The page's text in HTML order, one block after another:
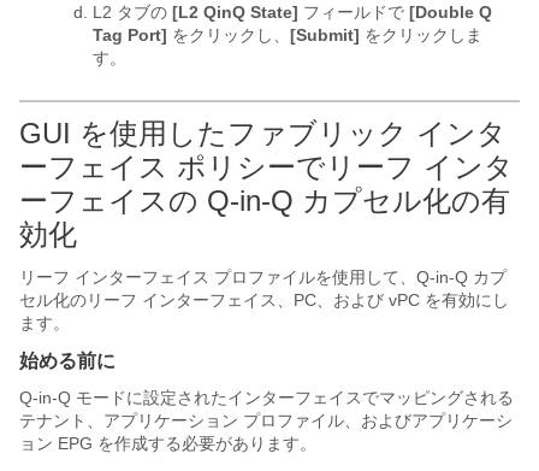
L2 タブの [L2 QinQ State] フィールドで [Double Q
Tag Port] をクリックし、 [Submit] をクリックしま
す。
GUI を使用したファブリック インタ
ーフェイス ポリシーでリーフ インタ
ーフェイスの Q-in-Q カプセル化の有
効化
リーフ インターフェイス プロファイルを使用して、Q-in-Q カプ
セル化のリーフ インターフェイス、PC、および vPC を有効にし
ます。
始める前に
Q-in-Q モードに設定されたインターフェイスでマッピングされる
テナント、アプリケーション プロファイル、およびアプリケーシ
ョン EPG を作成する必要があります。